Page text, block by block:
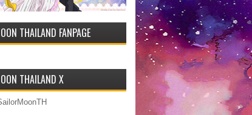
THAILAND FANPAGE
THAILAND X